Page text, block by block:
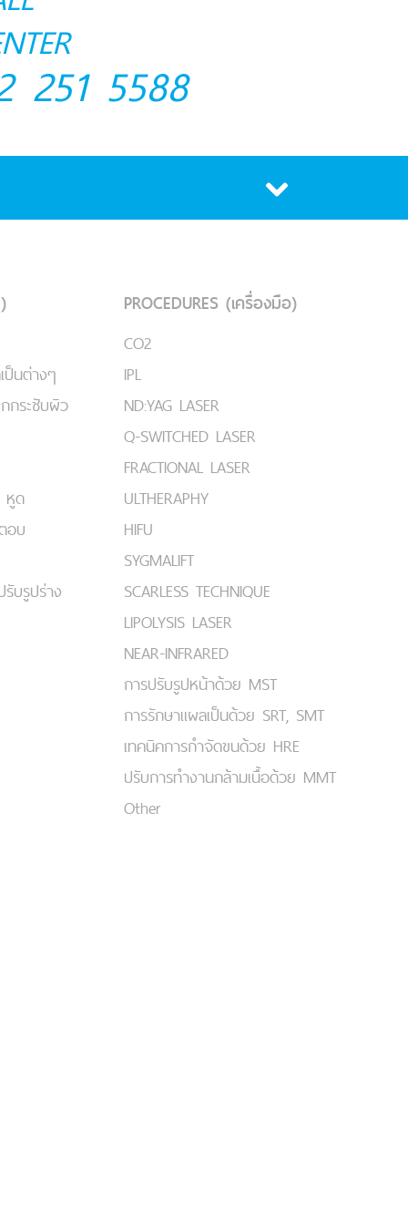
251 5588
นต่างๆ
ระชับผิว
หูด
อบ
บรูปร่าง
PROCEDURES (เครื่องมือ)
CO2
IPL
ND:YAG LASER
Q-SWITCHED LASER
FRACTIONAL LASER
ULTHERAPHY
HIFU
SYGMALIFT
SCARLESS TECHNIQUE
LIPOLYSIS LASER
NEAR-INFRARED
การปรับรูปหน้าด้วย MST
การรักษาแผลเป็นด้วย SRT, SMT
เทคนิคการกำจัดขนด้วย HRE
ปรับการทำงานกล้ามเนื้อด้วย MMT
Other